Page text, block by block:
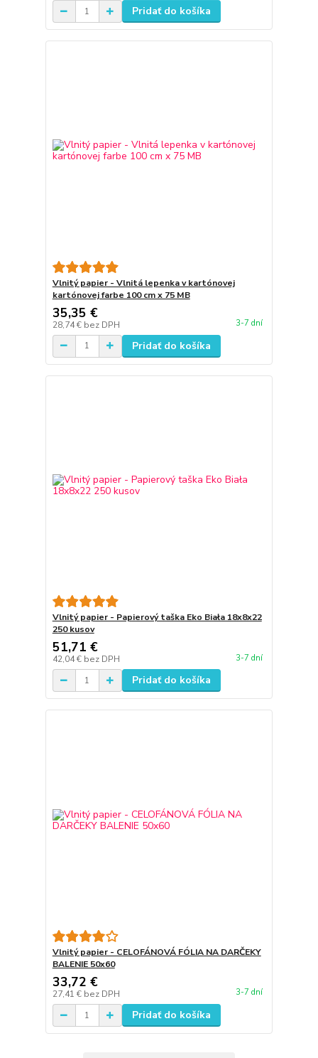
Pridať do košíka
Vlnitý papier - Vlnitá lepenka v kartónovej
kartónovej farbe 100 cm x 75 MB
35,35 €
28,74 € bez DPH 3-7 dní
Pridať do košíka
Vlnitý papier - Papierový taška Eko Biała 18x8x22
250 kusov
51,71 €
42,04 € bez DPH 3-7 dní
Pridať do košíka
Vlnitý papier - CELOFÁNOVÁ FÓLIA NA DARČEKY
BALENIE 50x60
33,72 €
27,41 € bez DPH 3-7 dní
Pridať do košíka